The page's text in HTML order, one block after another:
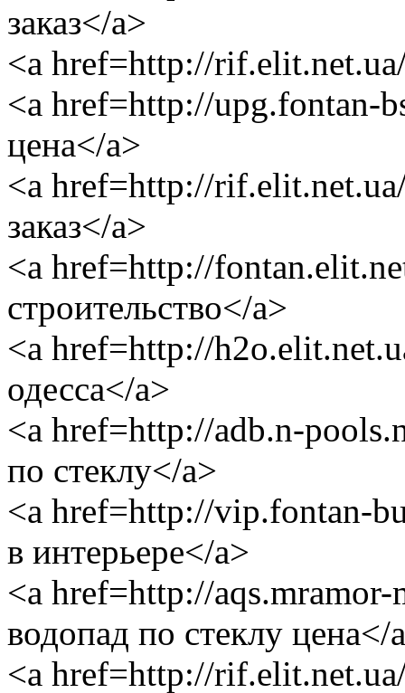
заказ</a>
<a href=http://
<a href=http://upg.fontan-
цена</a>
<a href=http://
заказ</a>
<a href=http://
строительство</a>
<a href=http://
одесса</a>
<a href=http://adb.n-
по стеклу</a>
<a href=http://vip.fontan-
в интерьере</a>
<a href=http://
водопад по стеклу цена</
<a href=http://